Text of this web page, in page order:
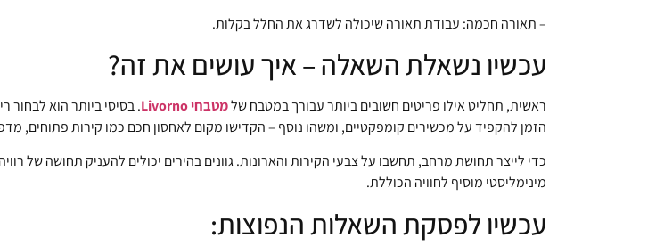
– תאורה חכמה: עבודת תאורה שיכולה לשדרג את החלל בקלות.
עכשיו נשאלת השאלה – איך עושים את זה?
ראשית, תחליט אילו פריטים חשובים ביותר עבורך במטבח שלמטבחי Livorno
. בסיסי ביותר הוא לבחור
הזמן להקפיד על מכשירים קומפקטיים, ומשהו נוסף – הקדישו מקום לאחסון חכם כמו קירות פתוחים,
כדי לייצר תחושת מרחב, תחשבו על צבעי הקירות והארונות. גוונים בהירים יכולים להעניק תחושה של
מינימליסטי מוסיף לחוויה הכוללת.
עכשיו לפסקת השאלות הנפוצות: